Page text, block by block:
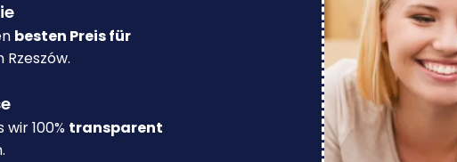
besten Preis für
Rzeszów.
wir 100% transparent